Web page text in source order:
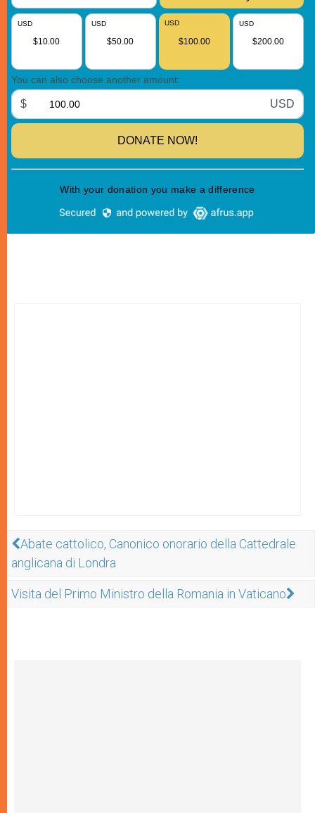
Abate cattolico, Canonico onorario della Cattedrale
anglicana di Londra
Visita del Primo Ministro della Romania in Vaticano